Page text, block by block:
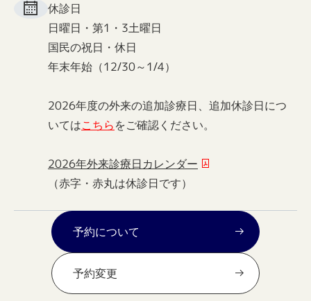
休診日
日曜日・第1・3土曜日
国民の祝日・休日
年末年始（12/30～1/4）
2026年度の外来の追加診療日、追加休診日につ
いてはこちらをご確認ください。
2026年外来診療日カレンダー
（赤字・赤丸は休診日です）
予約について
予約変更